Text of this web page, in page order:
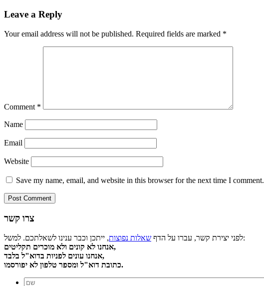
Leave a Reply
Your email address will not be published. Required fields are marked *
Comment *
Name
Email
Website
Save my name, email, and website in this browser for the next time I comment.
צרו קשר
לפני יצירת קשר, עברו על הדף שאלות נפוצות
, ייתכן וכבר ענינו לשאלתכם. למשל:
אנחנו לא קונים ולא מוכרים תקליטים,
אנחנו עונים לפניות בדוא"ל בלבד,
כתובת דוא"ל ומספר טלפון לא יפורסמו.